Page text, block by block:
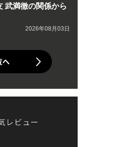
武満徹の関係から
2026年08月03日
へ
レビュー